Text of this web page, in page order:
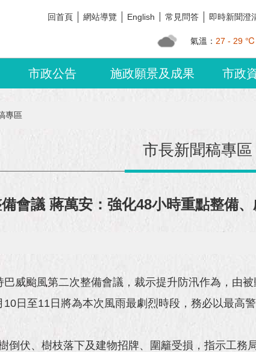
回首頁 網站導覽 English 常見問答 即時新聞澄
氣溫： 27 - 29 ℃
市政公告 施政願景及成果 市政
專區
市長新聞稿專區
會議 蔣萬安：強化48小時重點整備
威颱風第二次整備會議，裁示提升防汛作為，由
日至11日將為本次風雨最劇烈時段，務必以最高
倒伏、樹枝落下及建物招牌、圍籬受損，指示工務